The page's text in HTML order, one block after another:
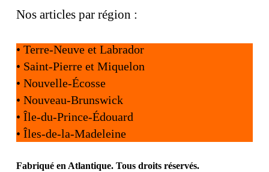
Nos articles par région :
• Terre-Neuve et Labrador
• Saint-Pierre et Miquelon
• Nouvelle-Écosse
• Nouveau-Brunswick
• Île-du-Prince-Édouard
• Îles-de-la-Madeleine
Fabriqué en Atlantique. Tous droits réservés.